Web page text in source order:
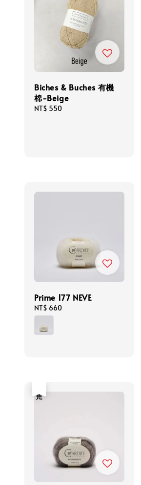
Biches & Buches 有機
棉-Beige
Regular
NT$ 550
Prime 177 NEVE
Regular
price
NT$ 660